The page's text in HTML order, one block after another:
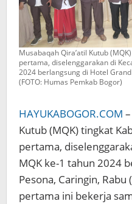
Musabaqah Qira’atil Kutub
pertama, diselenggarakan di
2024 berlangsung di Hotel
(FOTO: Humas Pemkab Bogor)
HAYUKABOGOR.COM
Kutub (MQK) tingkat
pertama,
MQK ke-1 tahun 2024
Pesona, Caringin,
pertama ini bekerja